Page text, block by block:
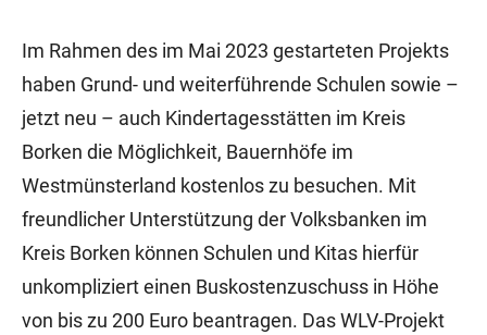
Im Rahmen des im Mai 2023 gestarteten Projekts
haben Grund- und weiterführende Schulen sowie –
jetzt neu – auch Kindertagesstätten im Kreis
Borken die Möglichkeit, Bauernhöfe im
Westmünsterland kostenlos zu besuchen. Mit
freundlicher Unterstützung der Volksbanken im
Kreis Borken können Schulen und Kitas hierfür
unkompliziert einen Buskostenzuschuss in Höhe
von bis zu 200 Euro beantragen. Das WLV-Projekt